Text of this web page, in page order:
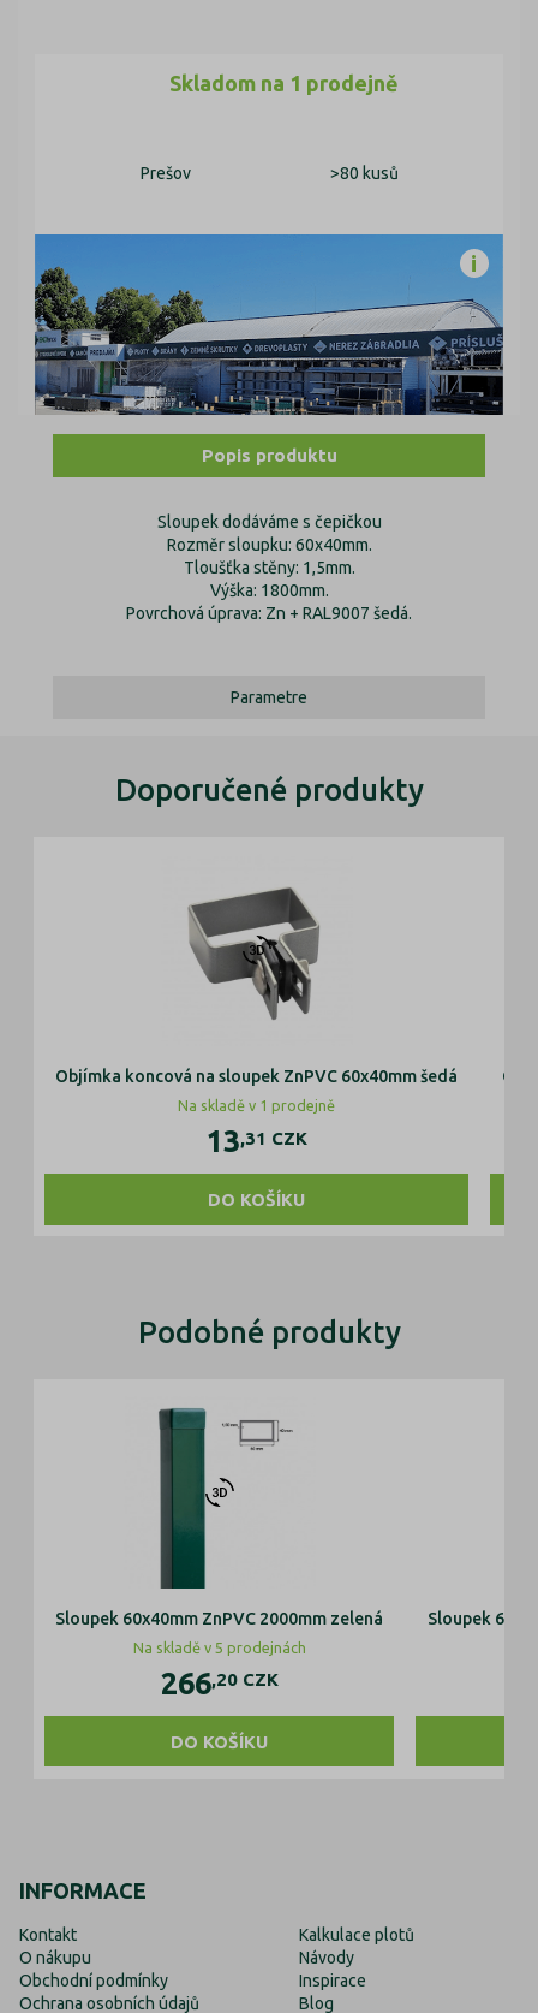
Skladom na 1 prodejně
Prešov >80 kusů
Popis produktu
Sloupek dodáváme s čepičkou
Rozměr sloupku: 60x40mm.
Tloušťka stěny: 1,5mm.
Výška: 1800mm.
Povrchová úprava: Zn + RAL9007 šedá.
Parametre
Doporučené produkty
Objímka koncová na sloupek ZnPVC 60x40mm šedá
Na skladě v 1 prodejně
13,31 CZK
DO KOŠÍKU
Podobné produkty
Sloupek 60x40mm ZnPVC 2000mm zelená
Na skladě v 5 prodejnách
266,20 CZK
DO KOŠÍKU
Sloupek
INFORMACE
Kontakt
O nákupu
Obchodní podmínky
Ochrana osobních údajů
Kalkulace plotů
Návody
Inspirace
Blog